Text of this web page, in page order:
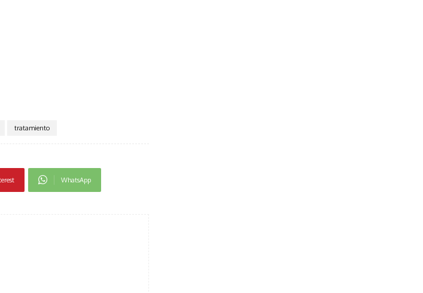
tratamiento
WhatsApp